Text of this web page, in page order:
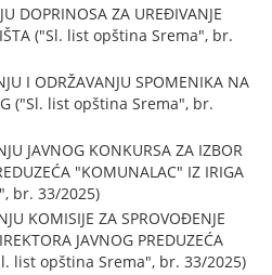
DOPRINOSA ZA UREĐIVANJE
("Sl. list opština Srema", br.
I ODRŽAVANJU SPOMENIKA NA
("Sl. list opština Srema", br.
JAVNOG KONKURSA ZA IZBOR
"KOMUNALAC" IZ IRIGA
br. 33/2025)
KOMISIJE ZA SPROVOĐENJE
JAVNOG PREDUZEĆA
list opština Srema", br. 33/2025)